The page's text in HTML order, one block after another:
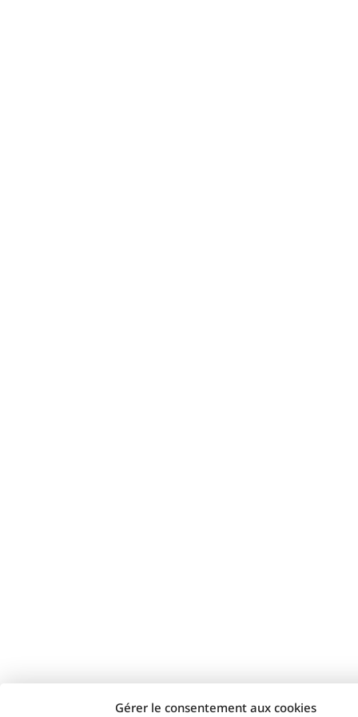
Gérer le consentement aux cookies